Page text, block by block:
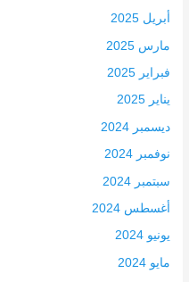
أبريل 2025
مارس 2025
فبراير 2025
يناير 2025
ديسمبر 2024
نوفمبر 2024
سبتمبر 2024
أغسطس 2024
يونيو 2024
مايو 2024